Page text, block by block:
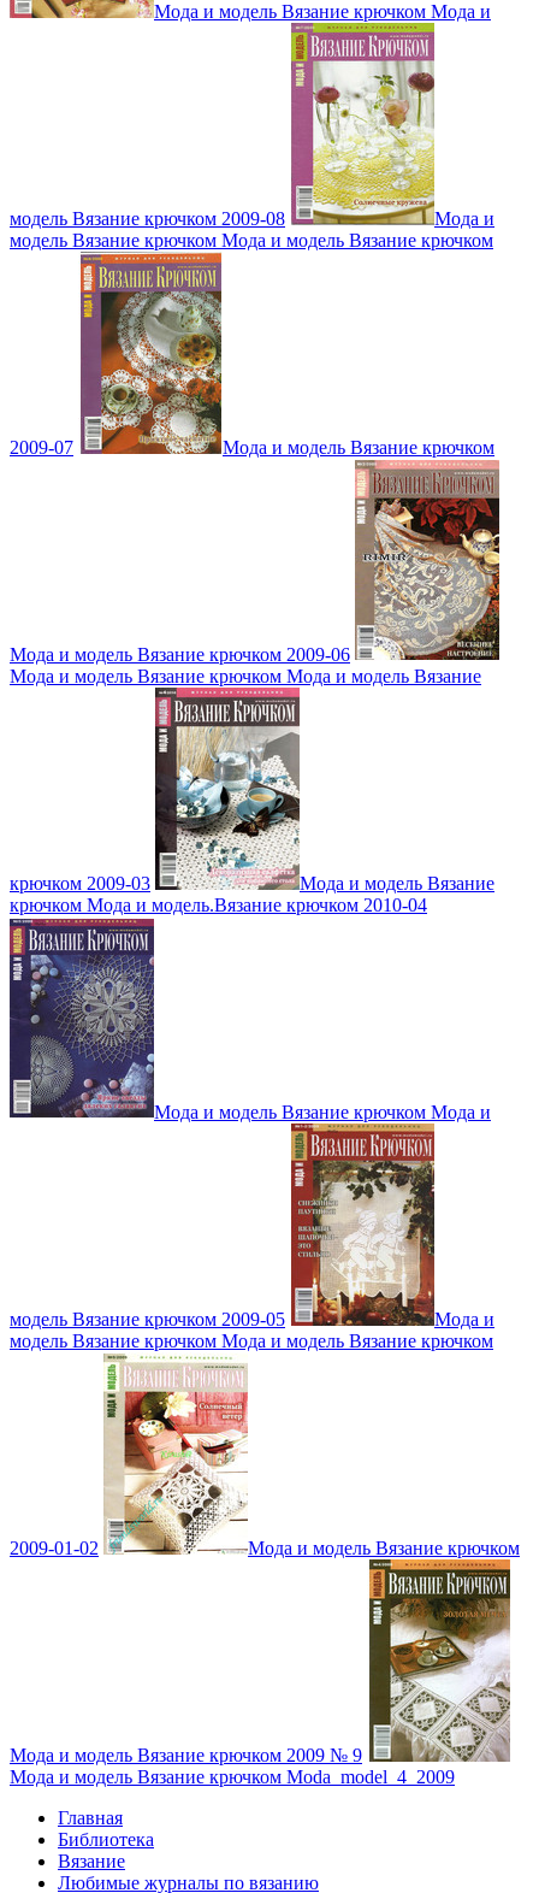
Мода и модель Вязание крючком Мода и
модель Вязание крючком 2009-08
Мода и
модель Вязание крючком Мода и модель Вязание крючком
2009-07 Мода и модель Вязание крючком
Мода и модель Вязание крючком 2009-06
Мода и модель Вязание крючком Мода и модель Вязание
крючком 2009-03
Мода и модель Вязание
крючком Мода и модель.Вязание крючком 2010-04
Мода и модель Вязание крючком Мода и
модель Вязание крючком 2009-05
Мода и
модель Вязание крючком Мода и модель Вязание крючком
2009-01-02 Мода и модель Вязание крючком
Мода и модель Вязание крючком 2009 № 9
Мода и модель Вязание крючком Moda_model_4_2009
Главная
Библиотека
Вязание
Любимые журналы по вязанию